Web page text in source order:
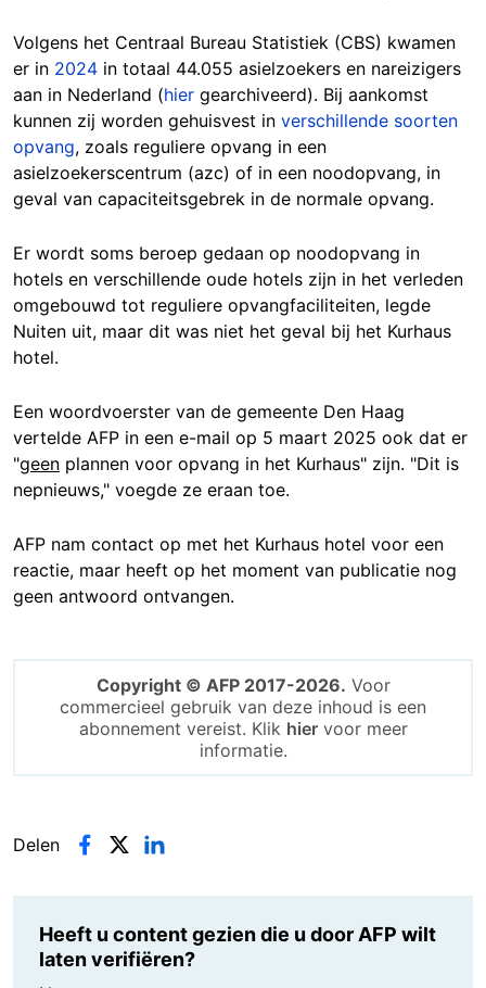
Volgens het Centraal Bureau Statistiek (CBS) kwamen
er in 2024 in totaal 44.055 asielzoekers en nareizigers
aan in Nederland (hier gearchiveerd). Bij aankomst
kunnen zij worden gehuisvest in verschillende soorten
opvang, zoals reguliere opvang in een
asielzoekerscentrum (azc) of in een noodopvang, in
geval van capaciteitsgebrek in de normale opvang.
Er wordt soms beroep gedaan op noodopvang in
hotels en verschillende oude hotels zijn in het verleden
omgebouwd tot reguliere opvangfaciliteiten, legde
Nuiten uit, maar dit was niet het geval bij het Kurhaus
hotel.
Een woordvoerster van de gemeente Den Haag
vertelde AFP in een e-mail op 5 maart 2025 ook dat er
"geen plannen voor opvang in het Kurhaus" zijn. "Dit is
nepnieuws," voegde ze eraan toe.
AFP nam contact op met het Kurhaus hotel voor een
reactie, maar heeft op het moment van publicatie nog
geen antwoord ontvangen.
Copyright © AFP 2017-2026. Voor
commercieel gebruik van deze inhoud is een
abonnement vereist. Klik hiervoor meer
informatie.
Delen
Heeft u content gezien die u door AFP wilt
laten verifiëren?